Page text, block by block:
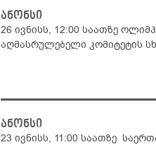
ანონსი
26 ივნისს, 12:00 საათზე
აღმასრულებელი კომიტეტის
ანონსი
23 ივნისს, 11:00 საათზე